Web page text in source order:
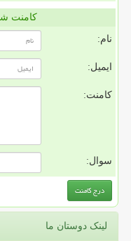
کامنت
نام:
ایمیل:
کامنت:
سوال:
لینک دوستان ما